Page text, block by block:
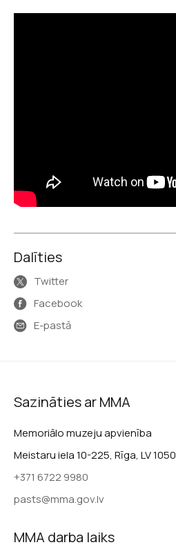
Dalīties
Twitter
Facebook
E-pastā
Sazināties ar MMA
Memoriālo muzeju apvienība
Meistaru iela 10-225, Rīga, LV 1050
+371 6722 9980
pasts@mma.gov.lv
MMA darba laiks